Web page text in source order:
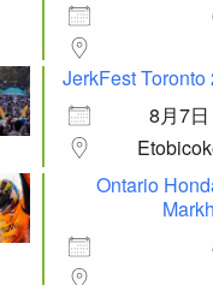
JerkFest Toronto
8月7日
Ontario